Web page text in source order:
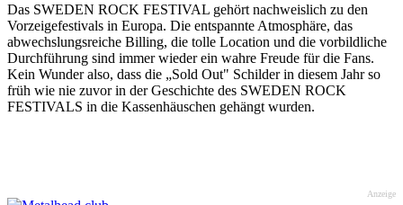
Das SWEDEN ROCK FESTIVAL gehört nachweislich zu den
Vorzeigefestivals in Europa. Die entspannte Atmosphäre, das
abwechslungsreiche Billing, die tolle Location und die vorbildliche
Durchführung sind immer wieder ein wahre Freude für die Fans.
Kein Wunder also, dass die „Sold Out" Schilder in diesem Jahr so
früh wie nie zuvor in der Geschichte des SWEDEN ROCK
FESTIVALS in die Kassenhäuschen gehängt wurden.
Anzeige